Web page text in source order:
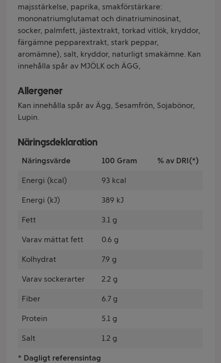
majsstärkelse, paprika, smakförstärkare:
mononatriumglutamat och dinatriuminosinat,
socker, palmfett, jästextrakt, torkad vitlök, kryddor,
färgämne pepparextrakt, stark peppar,
aromämne), salt, kryddor, naturligt smakämne. Kan
innehålla spår av MJÖLK och ÄGG,
Allergener
Kan innehålla spår av Ägg, Sesamfrön, Sojabönor,
Lupin.
Näringsdeklaration
Näringsvärde 100 Gram % av DRI(*)
Energi (kcal) 93 kcal
Energi (kJ) 389 kJ
Fett 3.1 g
Varav mättat fett 0.6 g
Kolhydrat 7.9 g
Varav sockerarter 2.2 g
Fiber 6.7 g
Protein 5.1 g
Salt 1.2 g
* Dagligt referensintag